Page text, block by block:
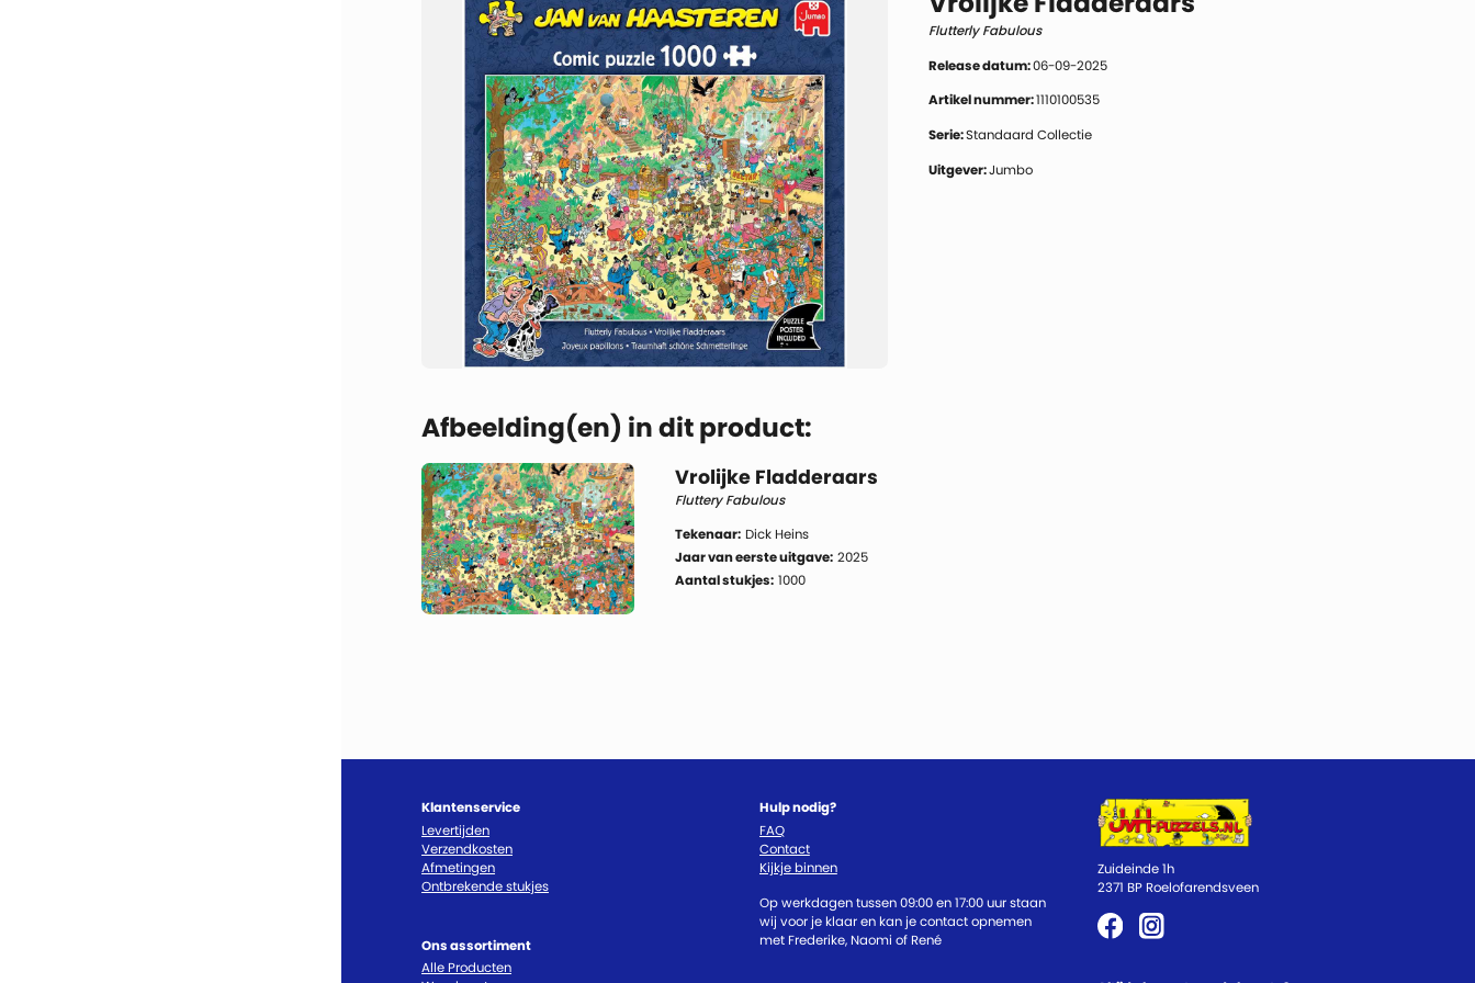
Flutterly Fabulous
Release datum:06-09-2025
Artikel nummer:1110100535
Serie:Standaard Collectie
Uitgever:Jumbo
Afbeelding(en) in dit product:
Vrolijke Fladderaars
Fluttery Fabulous
Tekenaar: Dick Heins
Jaar van eerste uitgave: 2025
Aantal stukjes: 1000
Klantenservice
Levertijden
Verzendkosten
Afmetingen
Ontbrekende stukjes
Ons assortiment
Alle Producten
Hulp nodig?
FAQ
Contact
Kijkje binnen
Op werkdagen tussen 09:00 en 17:00 uur staan
wij voor je klaar en kan je contact opnemen
met Frederike, Naomi of René
Zuideinde 1h
2371 BP Roelofarendsveen